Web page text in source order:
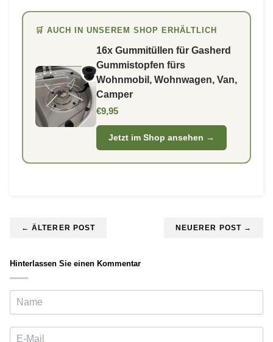
🛒 AUCH IN UNSEREM SHOP ERHÄLTLICH
16x Gummitüllen für Gasherd
Gummistopfen fürs
Wohnmobil, Wohnwagen, Van,
Camper
€9,95
Jetzt im Shop ansehen →
← ÄLTERER POST NEUERER POST →
Hinterlassen Sie einen Kommentar